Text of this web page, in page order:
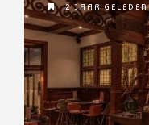
2 JAAR GELEDEN